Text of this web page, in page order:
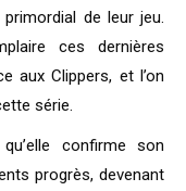
de leur jeu.
ces dernières
aux Clippers, et l’on
série.
confirme son
progrès, devenant